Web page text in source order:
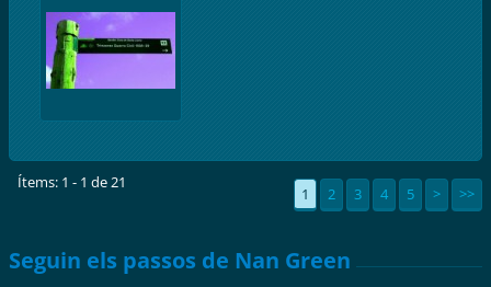
Ítems: 1 - 1 de 21
1 2 3 4 5 > >>
Seguin els passos de Nan Green